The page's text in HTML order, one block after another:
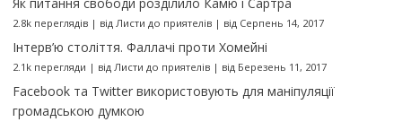
2.8k переглядів| від Листи до приятелів| від Серпень 14, 2017
Інтерв’ю століття. Фаллачі проти Хомейні
2.1k перегляди | від Листи до приятелів| від Березень 11, 2017
Facebook та Twitter використовують для маніпуляції
громадською думкою